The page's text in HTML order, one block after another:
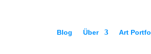
Blog Über Art